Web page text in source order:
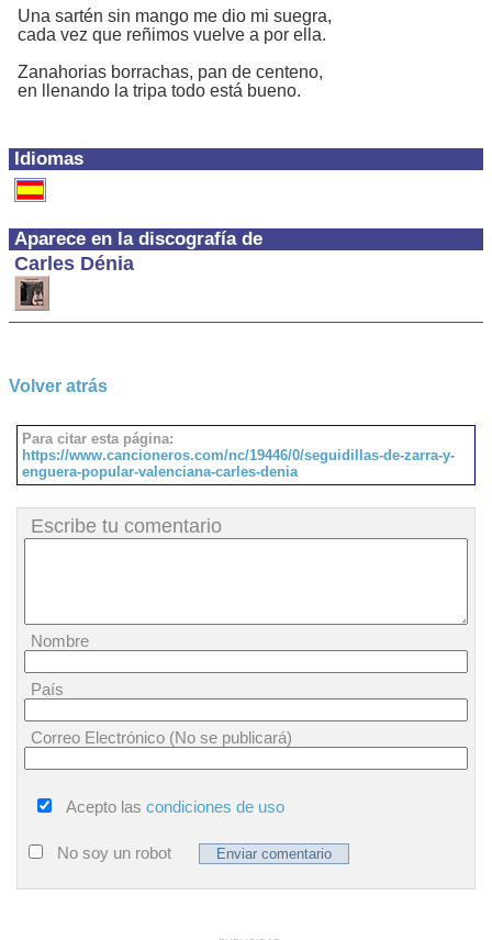
Idiomas
Aparece en la discografía de
Carles Dénia
Una sartén sin mango me dio mi suegra,
cada vez que reñimos vuelve a por ella.
Zanahorias borrachas, pan de centeno,
en llenando la tripa todo está bueno.
Volver atrás
Para citar esta página:
https://www.cancioneros.com/nc/19446/0/seguidillas-de-zarra-y-
enguera-popular-valenciana-carles-denia
Escribe tu comentario
Nombre
País
Correo Electrónico (No se publicará)
Acepto las condiciones de uso
No soy un robot